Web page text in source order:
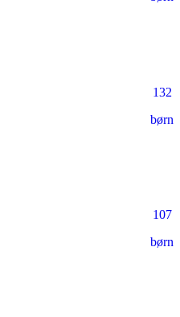
132
børn
107
børn